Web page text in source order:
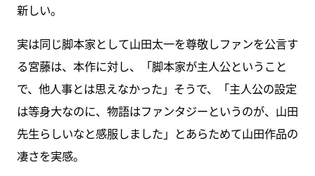
新しい。
実は同じ脚本家として山田太一を尊敬しファンを公言す
る宮藤は、本作に対し、「脚本家が主人公ということ
で、他人事とは思えなかった」そうで、「主人公の設定
は等身大なのに、物語はファンタジーというのが、山田
先生らしいなと感服しました」とあらためて山田作品の
凄さを実感。